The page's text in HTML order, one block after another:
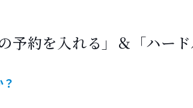
予約を入れる」＆「ハー